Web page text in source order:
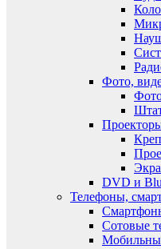
Фото,
DVD и
Телефоны,
Сотовые